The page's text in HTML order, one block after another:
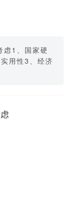
虑1、国家硬
用性3、经济